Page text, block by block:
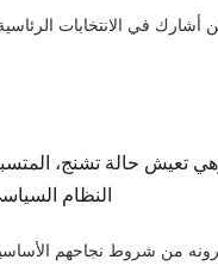
تعيش حالة تشنج،
النظام
من شروط نجاحهم